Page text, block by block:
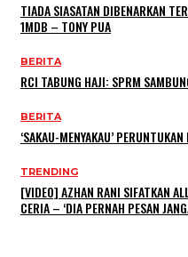
TIADA SIASATAN DIBENARKAN
1MDB – TONY PUA
BERITA
RCI TABUNG HAJI: SPRM
BERITA
‘SAKAU-MENYAKAU’
TRENDING
[VIDEO] AZHAN RANI SIFATKAN
CERIA – ‘DIA PERNAH PESAN